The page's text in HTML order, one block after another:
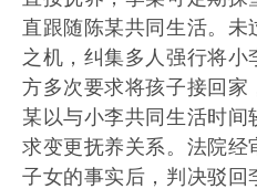
直跟随陈某共同生活。
之机，纠集多人强行将
方多次要求将孩子接回家
某以与小李共同生活时
求变更抚养关系。法院经
子女的事实后，判决驳回